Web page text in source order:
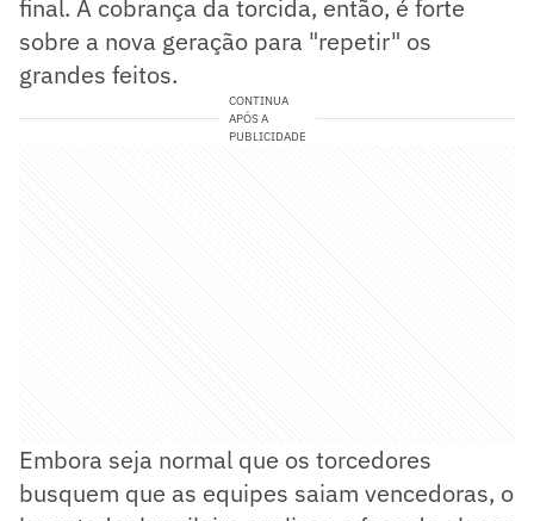
final. A cobrança da torcida, então, é forte
sobre a nova geração para "repetir" os
grandes feitos.
CONTINUA
APÓS A
PUBLICIDADE
Embora seja normal que os torcedores
busquem que as equipes saiam vencedoras, o